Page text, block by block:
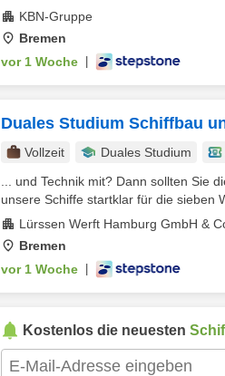
KBN-Gruppe
Bremen
vor 1 Woche
Duales Studium Schiffbau
Vollzeit Duales Studium
... und Technik mit? Dann sollten Sie
unsere Schiffe startklar für die sieben
Lürssen Werft Hamburg GmbH &
Bremen
vor 1 Woche
Kostenlos die neuesten